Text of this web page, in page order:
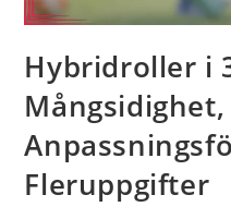
Hybridroller i
Mångsidighet,
Fleruppgifter